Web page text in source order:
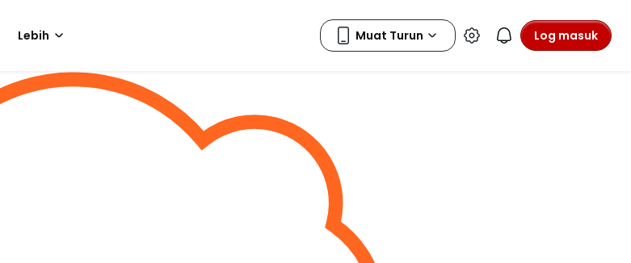
Lebih Log masuk